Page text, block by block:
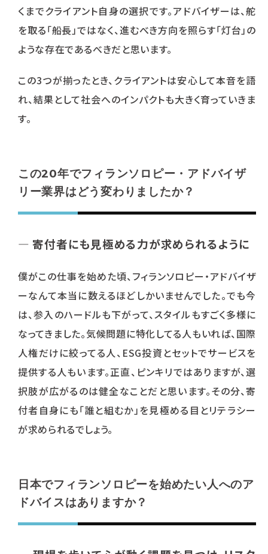
くまでクライアント自身の選択です。アドバイザーは、舵
を取る「船長」ではなく、進むべき方向を照らす「灯台」の
ような存在であるべきだと思います。
この3つが揃ったとき、クライアントは安心して本音を語
れ、結果として社会へのインパクトも大きく育っていきま
す。
この20年でフィランソロピー・アドバイザ
リー業界はどう変わりましたか？
― 寄付者にも見極める力が求められるように
僕がこの仕事を始めた頃、フィランソロピー・アドバイザ
ーなんて本当に数えるほどしかいませんでした。でも今
は、参入のハードルも下がって、スタイルもすごく多様に
なってきました。気候問題に特化してる人もいれば、国際
人権だけに絞ってる人、ESG投資とセットでサービスを
提供する人もいます。正直、ピンキリではありますが、選
択肢が広がるのは健全なことだと思います。その分、寄
付者自身にも「誰と組むか」を見極める目とリテラシー
が求められるでしょう。
日本でフィランソロピーを始めたい人へのア
ドバイスはありますか？